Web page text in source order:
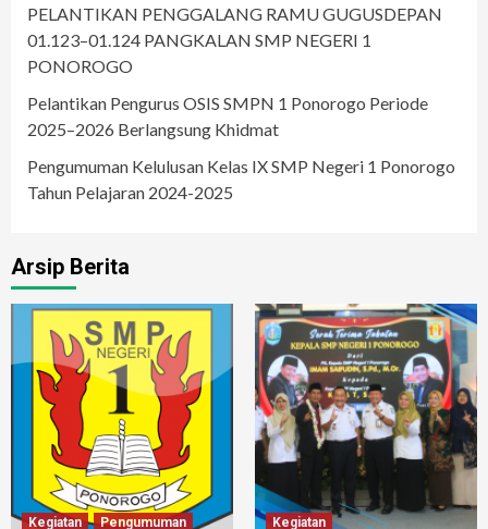
PELANTIKAN PENGGALANG RAMU GUGUSDEPAN
01.123–01.124 PANGKALAN SMP NEGERI 1
PONOROGO
Pelantikan Pengurus OSIS SMPN 1 Ponorogo Periode
2025–2026 Berlangsung Khidmat
Pengumuman Kelulusan Kelas IX SMP Negeri 1 Ponorogo
Tahun Pelajaran 2024-2025
Arsip Berita
Kegiatan Pengumuman Kegiatan